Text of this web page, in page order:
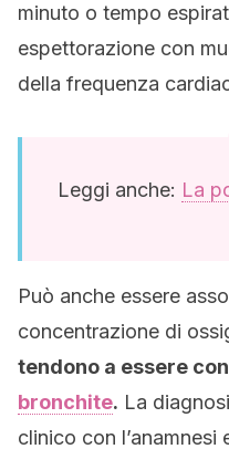
minuto o tempo
espettorazione con
della frequenza
Leggi anche: La
Può anche essere
concentrazione di
tendono a essere
bronchite. La
clinico con l’anamnesi